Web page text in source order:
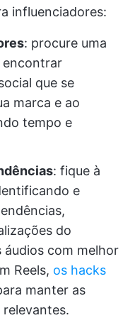
influenciadores:
: procure uma
encontrar
que se
marca e ao
tempo e
: fique à
e
do
com melhor
Reels, os hacks
manter as